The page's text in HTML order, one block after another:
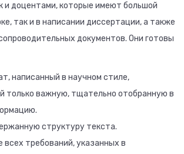
и доцентами, которые имеют большой
так и в написании диссертации, а также
документов. Они готовы
написанный в научном стиле,
только важную, тщательно отобранную в
структуру текста.
требований, указанных в